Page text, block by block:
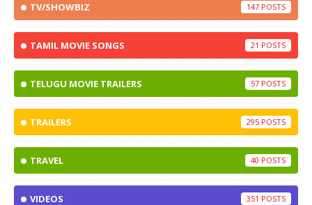
TV/SHOWBIZ 147
TAMIL MOVIE SONGS 21
TELUGU MOVIE TRAILERS 57
TRAILERS 295
TRAVEL 40
VIDEOS 351